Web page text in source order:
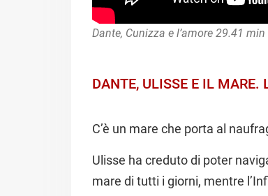
Dante, Cunizza e l’amore 29.41 min
DANTE, ULISSE E IL
C’è un mare che porta al
Ulisse ha creduto di poter
mare di tutti i giorni, mentre